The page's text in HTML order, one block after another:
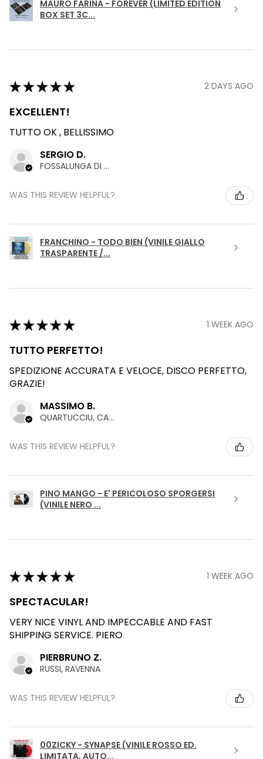
MAURO FARINA - FOREVER (LIMITED EDITION
BOX SET 3C...
★★★★★ 2 DAYS AGO
EXCELLENT!
TUTTO OK , BELLISSIMO
SERGIO D.
FOSSALUNGA DI VEDELAGO, TREVISO
WAS THIS REVIEW HELPFUL?
FRANCHINO - TODO BIEN (VINILE GIALLO
TRASPARENTE /...
★★★★★ 1 WEEK AGO
TUTTO PERFETTO!
SPEDIZIONE ACCURATA E VELOCE, DISCO PERFETTO,
GRAZIE!
MASSIMO B.
QUARTUCCIU, CAGLIARI
WAS THIS REVIEW HELPFUL?
PINO MANGO - E' PERICOLOSO SPORGERSI
(VINILE NERO ...
★★★★★ 1 WEEK AGO
SPECTACULAR!
VERY NICE VINYL AND IMPECCABLE AND FAST
SHIPPING SERVICE. PIERO
PIERBRUNO Z.
RUSSI, RAVENNA
WAS THIS REVIEW HELPFUL?
00ZICKY - SYNAPSE (VINILE ROSSO ED.
LIMITATA, AUTO...